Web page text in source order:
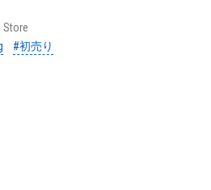
Store
#初売り